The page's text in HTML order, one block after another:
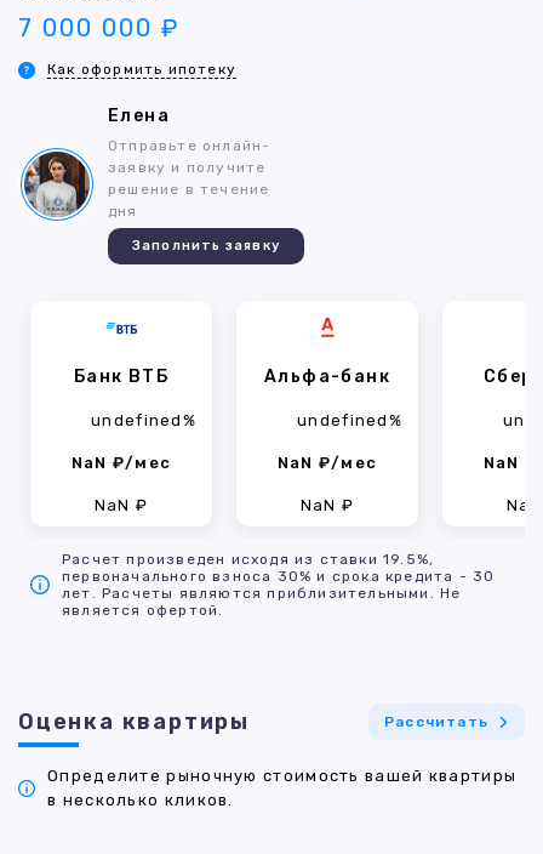
7 000 000 ₽
Как оформить ипотеку
Елена
Отправьте онлайн-
заявку и получите
решение в течение
дня
Заполнить заявку
Банк ВТБ
undefined%
NaN ₽/мес
NaN ₽
Альфа-банк
undefined%
NaN ₽/мес
NaN ₽
NaN
Расчет произведен исходя из ставки 19.5%,
первоначального взноса 30% и срока кредита - 30
лет. Расчеты являются приблизительными. Не
является офертой.
Оценка квартиры Рассчитать
Определите рыночную стоимость вашей квартиры
в несколько кликов.